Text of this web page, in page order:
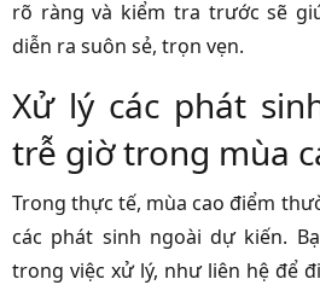
rõ ràng và kiểm tra trước sẽ
diễn ra suôn sẻ, trọn vẹn.
Xử lý các phát
trễ giờ trong mùa
Trong thực tế, mùa cao điểm
các phát sinh ngoài dự kiến.
trong việc xử lý, như liên hệ để